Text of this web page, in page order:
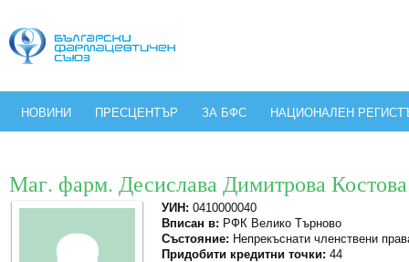
НОВИНИ ПРЕСЦЕНТЪР ЗА БФС НАЦИОНАЛЕН
Маг. фарм. Десислава Димитрова Костова
УИН: 0410000040
Вписан в: РФК Велико Търново
Състояние: Непрекъснати членствени
Придобити кредитни точки: 44